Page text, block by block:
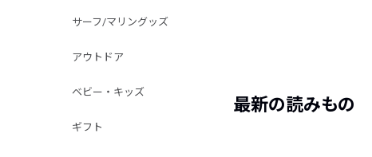
サーフ/マリングッズ
アウトドア
ベビー・キッズ
ギフト
最新の読みもの